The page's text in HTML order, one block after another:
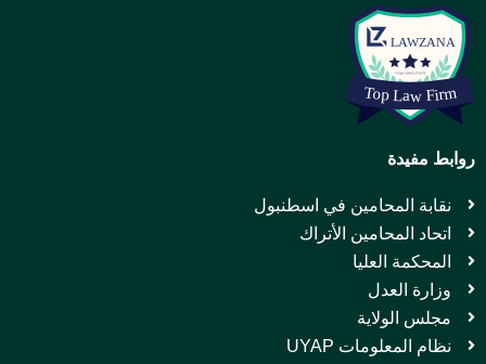
روابط مفيدة
نقابة المحامين في اسطنبول
اتحاد المحامين الأتراك
المحكمة العليا
وزارة العدل
مجلس الولاية
نظام المعلومات UYAP